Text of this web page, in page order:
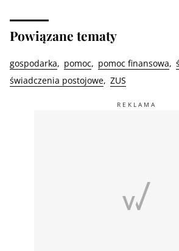
Powiązane tematy
gospodarka pomoc pomoc finansowa
świadczenia postojowe ZUS